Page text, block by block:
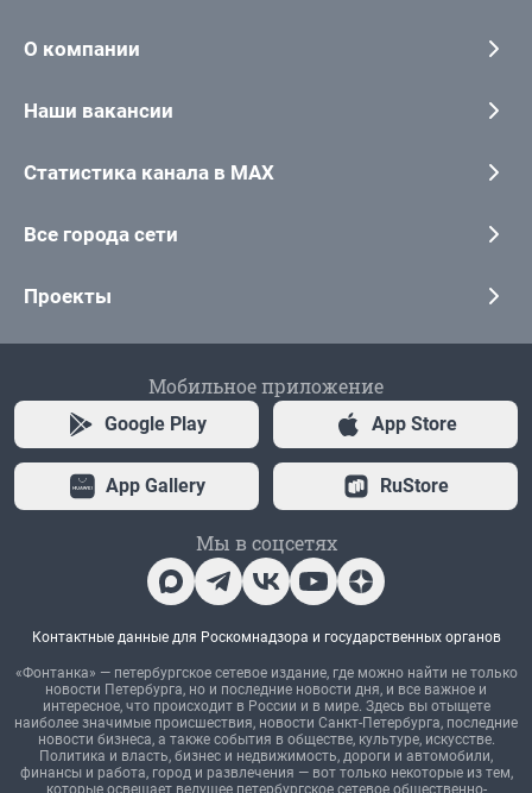
О компании
Наши вакансии
Статистика канала в MAX
Все города сети
Проекты
Мобильное приложение
Google Play App Store
App Gallery RuStore
Мы в соцсетях
Контактные данные для Роскомнадзора и государственных органов
«Фонтанка» — петербургское сетевое издание, где можно найти не только
новости Петербурга, но и последние новости дня, и все важное и
интересное, что происходит в России и в мире. Здесь вы отыщете
наиболее значимые происшествия, новости Санкт-Петербурга, последние
новости бизнеса, а также события в обществе, культуре, искусстве.
Политика и власть, бизнес и недвижимость, дороги и автомобили,
финансы и работа, город и развлечения — вот только некоторые из тем,
которые освещает ведущее петербургское сетевое общественно-